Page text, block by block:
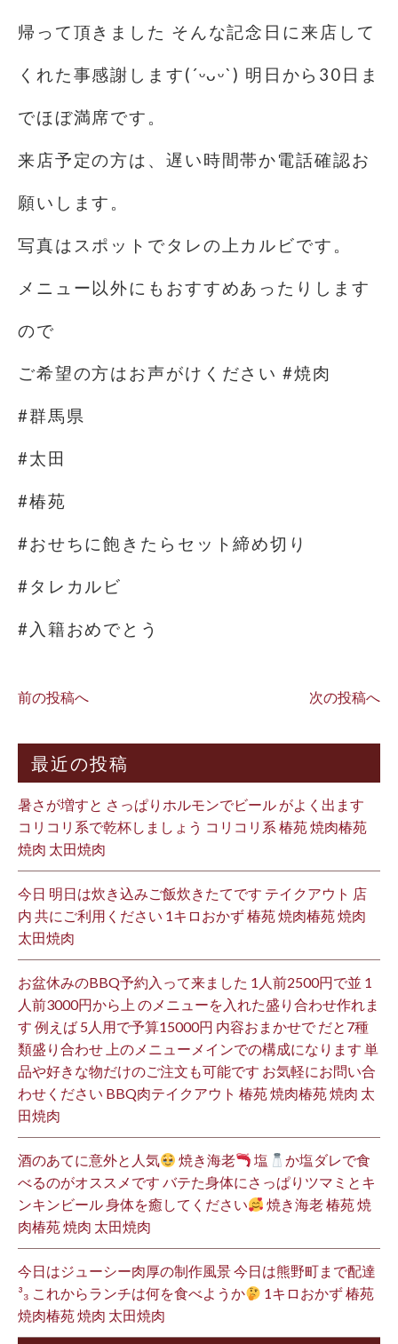
帰って頂きました そんな記念日に来店して
くれた事感謝します(´ᵕᴗᵕ`) 明日から30日ま
でほぼ満席です。
来店予定の方は、遅い時間帯か電話確認お
願いします。
写真はスポットでタレの上カルビです。
メニュー以外にもおすすめあったりします
ので
ご希望の方はお声がけください #焼肉
#群馬県
#太田
#椿苑
#おせちに飽きたらセット締め切り
#タレカルビ
#入籍おめでとう
前の投稿へ 次の投稿へ
最近の投稿
暑さが増すと さっぱりホルモンでビール がよく出ます
コリコリ系で乾杯しましょう コリコリ系 椿苑 焼肉椿苑
焼肉 太田焼肉
今日 明日は炊き込みご飯炊きたてです テイクアウト 店
内 共にご利用ください 1キロおかず 椿苑 焼肉椿苑 焼肉
太田焼肉
お盆休みのBBQ予約入って来ました 1人前2500円で並 1
人前3000円から上 のメニューを入れた盛り合わせ作れま
す 例えば 5人用で予算15000円 内容おまかせで だと7種
類盛り合わせ 上のメニューメインでの構成になります 単
品や好きな物だけのご注文も可能です お気軽にお問い合
わせください BBQ肉テイクアウト 椿苑 焼肉椿苑 焼肉 太
田焼肉
酒のあてに意外と人気 焼き海老 塩
か塩ダレで食
べるのがオススメです バテた身体にさっぱりツマミとキ
ンキンビール 身体を癒してください
焼き海老 椿苑 焼
肉椿苑 焼肉 太田焼肉
今日はジューシー肉厚の制作風景 今日は熊野町まで配達
³₃ これからランチは何を食べようか
1キロおかず 椿苑
焼肉椿苑 焼肉 太田焼肉